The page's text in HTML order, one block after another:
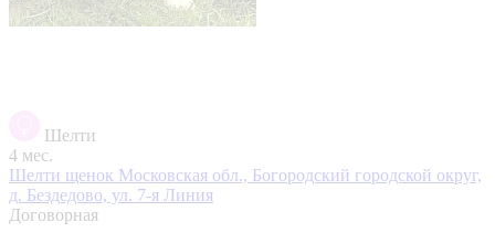
Шелти
4 мес.
Шелти щенок Московская обл., Богородский городской округ,
д. Бездедово, ул. 7-я Линия
Договорная